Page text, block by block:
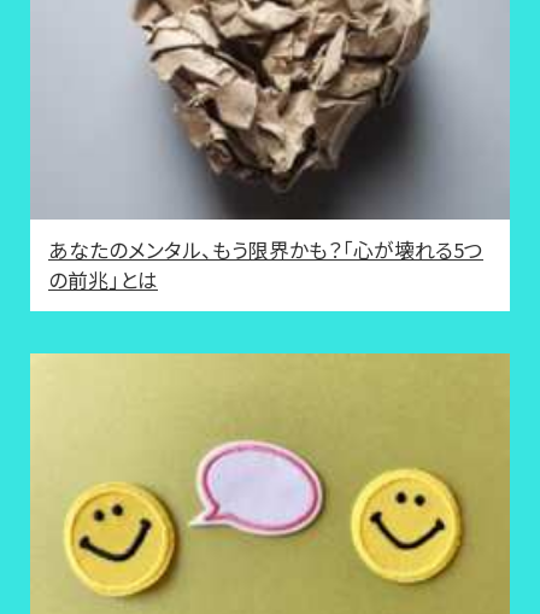
あなたのメンタル、もう限界かも？「心が壊れる5つ
の前兆」とは